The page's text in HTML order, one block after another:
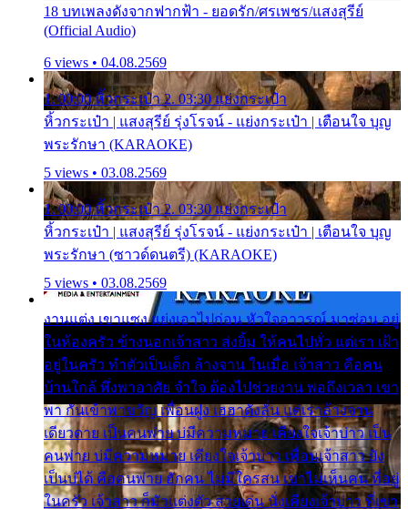
18 บทเพลงดังจากฟากฟ้า - ยอดรัก/ศรเพชร/แสงสุรีย์
(Official Audio)
6 views • 04.08.2569
1. 00:00 หิ้วกระเป๋า 2. 03:30 แย่งกระเป๋า
หิ้วกระเป๋า | แสงสุรีย์ รุ่งโรจน์ - แย่งกระเป๋า | เตือนใจ บุญ
พระรักษา (KARAOKE)
5 views • 03.08.2569
1. 00:00 หิ้วกระเป๋า 2. 03:30 แย่งกระเป๋า
หิ้วกระเป๋า | แสงสุรีย์ รุ่งโรจน์ - แย่งกระเป๋า | เตือนใจ บุญ
พระรักษา (ซาวด์ดนตรี) (KARAOKE)
5 views • 03.08.2569
งานแต่ง เขาแซง แย่งเอาไปก่อน หัวใจอาวรณ์ มาซ่อน อยู่
ในห้องครัว ข้างนอกเจ้าสาว ส่งยิ้ม ให้คนไปทั่ว แต่เรา เฝ้า
อยู่ในครัว ทำตัวเป็นเด็ก ล้างจาน ในเมื่อ เจ้าสาว คือคน
บ้านใกล้ พึ่งพาอาศัย จำใจ ต้องไปช่วยงาน พอถึงเวลา เขา
พา กันเข้าพาขวัญ เพื่อนฝูง เฮฮาดังลั่น แต่เราล้างจาน
เดียวดาย เป็นคนพ่าย บ่มีความหมาย เคียงใจเจ้าบ่าว เป็น
คนพ่าย บ่มีความหมาย เคียงใจเจ้าบ่าว เพื่อนเจ้าสาว ยัง
เป็นบ่ได้ คือคนพ่าย ฮักคน ไม่มีใครสน เขาไม่เห็นคน ที่อยู่
ในครัว เจ้าสาว ก็มัวแต่งตัว สวยเด่น นั่งเคียงเจ้าบ่าว ที่เขา